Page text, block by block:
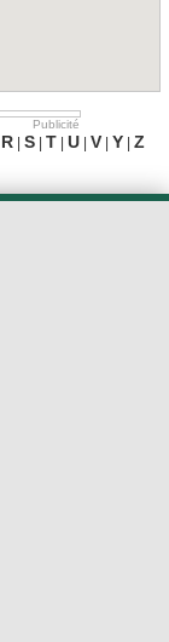
Publicité
R S T U V Y Z